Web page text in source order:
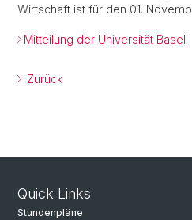
Wirtschaft ist für den 01.
Mitteilung der Universität Basel
Zurück
Quick Links
Stundenpläne